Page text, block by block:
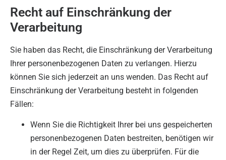
Recht auf Einschränkung der
Verarbeitung
Sie haben das Recht, die Einschränkung der Verarbeitung
Ihrer personenbezogenen Daten zu verlangen. Hierzu
können Sie sich jederzeit an uns wenden. Das Recht auf
Einschränkung der Verarbeitung besteht in folgenden
Fällen:
Wenn Sie die Richtigkeit Ihrer bei uns gespeicherten
personenbezogenen Daten bestreiten, benötigen wir
in der Regel Zeit, um dies zu überprüfen. Für die